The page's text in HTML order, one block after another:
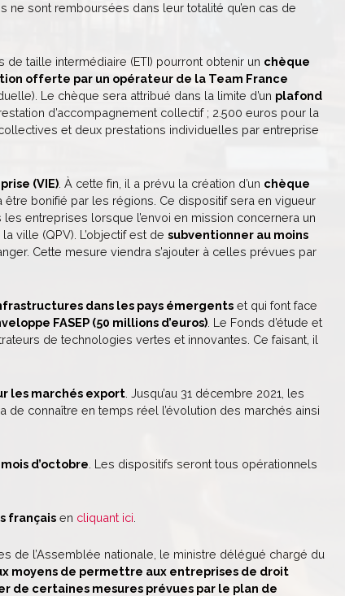
ne sont remboursées dans leur totalité qu’en cas de
taille intermédiaire (ETI) pourront obtenir un chèque
offerte par un opérateur de la Team France
Le chèque sera attribué dans la limite d’un plafond
d’accompagnement collectif ; 2.500 euros pour la
et deux prestations individuelles par entreprise
(VIE) . À cette fin, il a prévu la création d’un chèque
être bonifié par les régions. Ce dispositif sera en vigueur
les entreprises lorsque l’envoi en mission concernera un
ville (QPV). L’objectif est de subventionner au moins
Cette mesure viendra s’ajouter à celles prévues par
dans les pays émergents et qui font face
FASEP (50 millions d’euros) . Le Fonds d’étude et
de technologies vertes et innovantes. Ce faisant, il
les marchés export . Jusqu’au 31 décembre 2021, les
de connaître en temps réel l’évolution des marchés ainsi
d’octobre . Les dispositifs seront tous opérationnels
français en cliquant ici
de l’Assemblée nationale, le ministre délégué chargé du
moyens de permettre aux entreprises de droit
de certaines mesures prévues par le plan de